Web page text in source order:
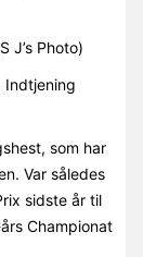
J’s Photo)
Indtjening
som har
Var således
sidste år til
Championat